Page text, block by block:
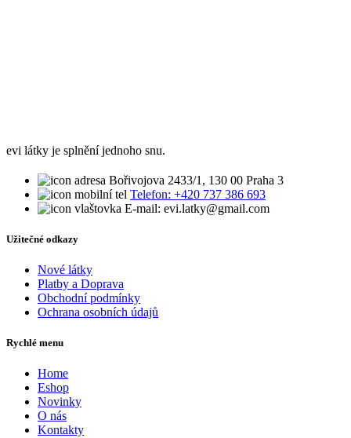
evi látky je splnění jednoho snu.
Bořivojova 2433/1, 130 00 Praha 3
Telefon: +420 737 386 693
E-mail: evi.latky@gmail.com
Užitečné odkazy
Nové látky
Platby a Doprava
Obchodní podmínky
Ochrana osobních údajů
Rychlé menu
Home
Eshop
Novinky
O nás
Kontakty